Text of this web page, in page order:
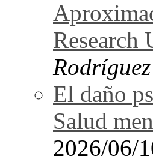
Research
El daño
Salud
2026/06/